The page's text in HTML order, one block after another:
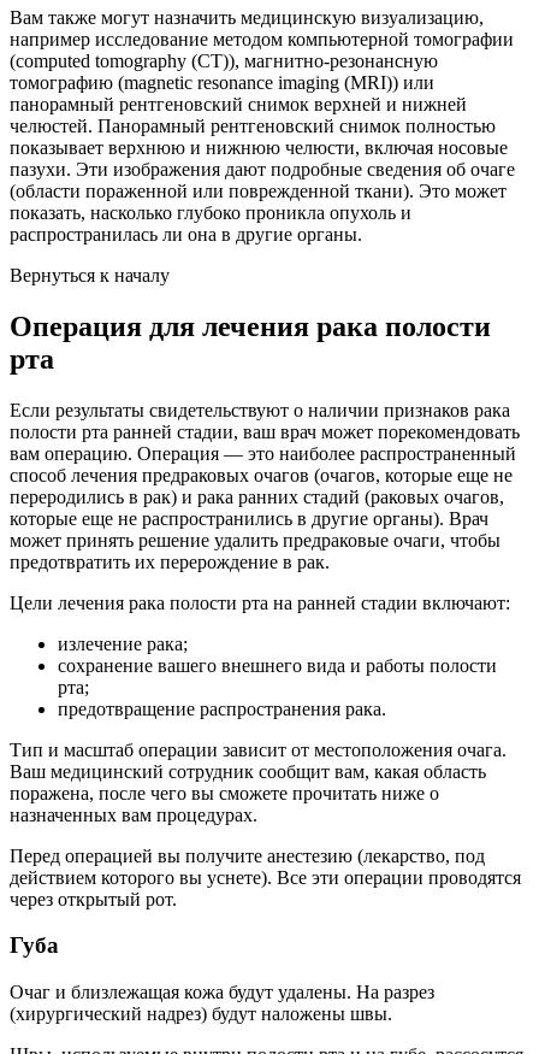
Вам также могут назначить медицинскую визуализацию,
например исследование методом компьютерной томографии
(computed tomography (CT)), магнитно-резонансную
томографию (magnetic resonance imaging (MRI)) или
панорамный рентгеновский снимок верхней и нижней
челюстей. Панорамный рентгеновский снимок полностью
показывает верхнюю и нижнюю челюсти, включая носовые
пазухи. Эти изображения дают подробные сведения об очаге
(области пораженной или поврежденной ткани). Это может
показать, насколько глубоко проникла опухоль и
распространилась ли она в другие органы.
Вернуться к началу
Операция для лечения рака полости
рта
Если результаты свидетельствуют о наличии признаков рака
полости рта ранней стадии, ваш врач может порекомендовать
вам операцию. Операция — это наиболее распространенный
способ лечения предраковых очагов (очагов, которые еще не
переродились в рак) и рака ранних стадий (раковых очагов,
которые еще не распространились в другие органы). Врач
может принять решение удалить предраковые очаги, чтобы
предотвратить их перерождение в рак.
Цели лечения рака полости рта на ранней стадии включают:
излечение рака;
сохранение вашего внешнего вида и работы полости
рта;
предотвращение распространения рака.
Тип и масштаб операции зависит от местоположения очага.
Ваш медицинский сотрудник сообщит вам, какая область
поражена, после чего вы сможете прочитать ниже о
назначенных вам процедурах.
Перед операцией вы получите анестезию (лекарство, под
действием которого вы уснете). Все эти операции проводятся
через открытый рот.
Губа
Очаг и близлежащая кожа будут удалены. На разрез
(хирургический надрез) будут наложены швы.